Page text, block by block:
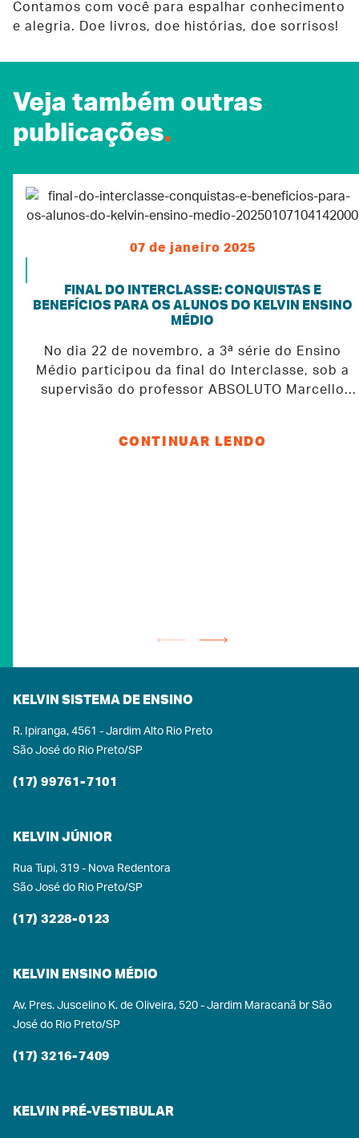
Contamos com você para espalhar conhecimento
e alegria. Doe livros, doe histórias, doe sorrisos!
Veja também outras
publicações.
07 de janeiro 2025
FINAL DO INTERCLASSE: CONQUISTAS E
BENEFÍCIOS PARA OS ALUNOS DO KELVIN ENSINO
MÉDIO
No dia 22 de novembro, a 3ª série do Ensino
Médio participou da final do Interclasse, sob a
supervisão do professor ABSOLUTO Marcello
como vice-campeã, trouxe uma série de
competições em geral, que preparam igualmente
a todos os participantes! Temos muito orgulho
CONTINUAR LENDO
KELVIN SISTEMA DE ENSINO
R. Ipiranga, 4561 - Jardim Alto Rio Preto
São José do Rio Preto/SP
(17) 99761-7101
KELVIN JÚNIOR
Rua Tupi, 319 - Nova Redentora
São José do Rio Preto/SP
(17) 3228-0123
KELVIN ENSINO MÉDIO
Av. Pres. Juscelino K. de Oliveira, 520 - Jardim Maracanã br São
José do Rio Preto/SP
(17) 3216-7409
KELVIN PRÉ-VESTIBULAR